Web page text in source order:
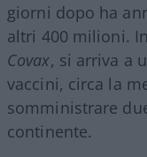
giorni dopo ha
altri 400 milioni.
Covax, si arriva a
vaccini, circa la
somministrare
continente.